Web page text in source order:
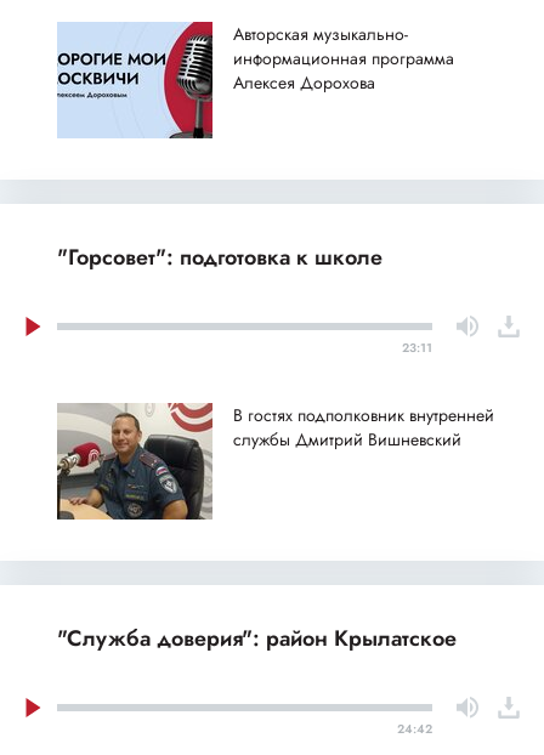
Авторская музыкально-
информационная программа
Алексея Дорохова
"Горсовет": подготовка к школе
23:11
В гостях подполковник внутренней
службы Дмитрий Вишневский
"Служба доверия": район Крылатское
24:42